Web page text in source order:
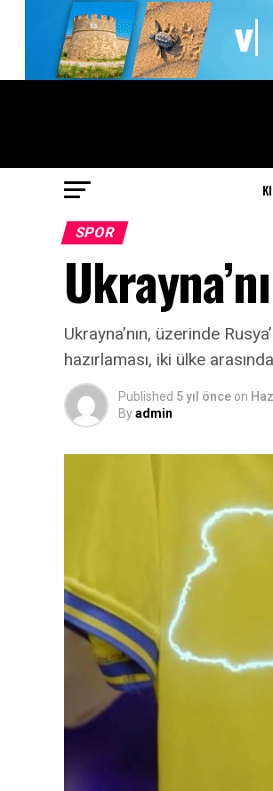
SPOR
Ukrayna’nın, üzerinde
hazırlaması, iki ülke
Published 5 yıl önce on
Byadmin